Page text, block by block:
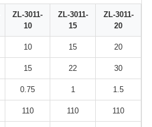
ZL-3011-
10
ZL-3011-
15
ZL-3011-
20
10 15 20
15 22 30
0.75 1 1.5
110 110 110